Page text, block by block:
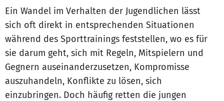
Ein Wandel im Verhalten der Jugendlichen lässt
sich oft direkt in entsprechenden Situationen
während des Sporttrainings feststellen, wo es für
sie darum geht, sich mit Regeln, Mitspielern und
Gegnern auseinanderzusetzen, Kompromisse
auszuhandeln, Konflikte zu lösen, sich
einzubringen. Doch häufig retten die jungen